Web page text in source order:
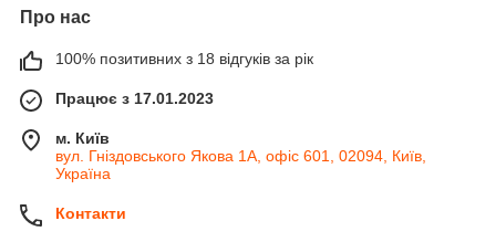
Про нас
100% позитивних з 18 відгуків за рік
Працює з 17.01.2023
м. Київ
вул. Гніздовського Якова 1А, офіс 601, 02094, Київ,
Україна
Контакти